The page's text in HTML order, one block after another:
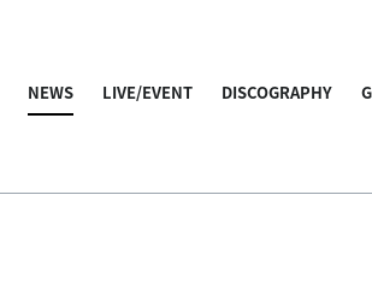
NEWS LIVE/EVENT DISCOGRAPHY